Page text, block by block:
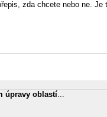
zda chcete nebo ne. Je
úpravy oblastí...